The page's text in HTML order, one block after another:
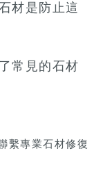
材是防止這
常見的石材
繫專業石材修復